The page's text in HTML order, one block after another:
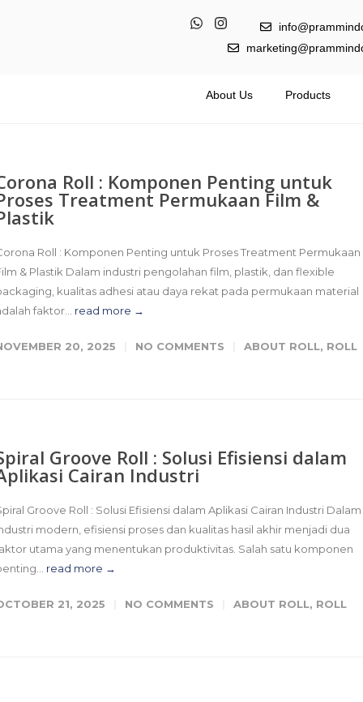
About Us Products
Roll : Komponen Penting untuk
Treatment Permukaan Film &
Roll : Komponen Penting untuk Proses Treatment Permukaan
& Plastik Dalam industri pengolahan film, plastik, dan flexible
kualitas adhesi atau daya rekat pada permukaan material
faktor... read more →
20, 2025 NO COMMENTS ABOUT ROLL, ROLL
Groove Roll : Solusi Efisiensi dalam
Cairan Industri
Groove Roll : Solusi Efisiensi dalam Aplikasi Cairan Industri Dalam
modern, efisiensi proses dan kualitas hasil akhir menjadi dua
utama yang menentukan produktivitas. Salah satu komponen
read more →
21, 2025 NO COMMENTS ABOUT ROLL, ROLL